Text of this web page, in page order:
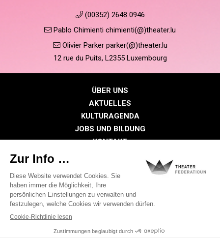
(00352) 2648 0946
Pablo Chimienti chimienti(@)theater.lu
Olivier Parker parker(@)theater.lu
12 rue du Puits, L2355 Luxembourg
ÜBER UNS
AKTUELLES
KULTURAGENDA
JOBS UND BILDUNG
KONTAKT
MITGLIEDERBEREICH
Datenschutzrichtlinie
Cookie-Richtlinien